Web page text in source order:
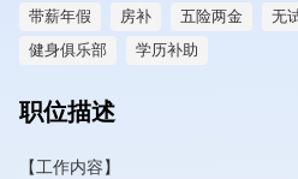
带薪年假
房补 五险两金 无
健身俱乐部
学历补助
职位描述
【工作内容】